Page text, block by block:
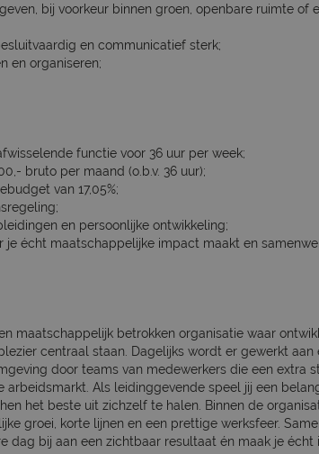
bij voorkeur binnen groen, openbare ruimte of
en communicatief sterk;
en organiseren;
functie voor 36 uur per week;
bruto per maand (o.b.v. 36 uur);
van 17,05%;
en persoonlijke ontwikkeling;
je écht maatschappelijke impact maakt en
maatschappelijk betrokken organisatie waar
centraal staan. Dagelijks wordt er gewerkt aan
door teams van medewerkers die een extra
arbeidsmarkt. Als leidinggevende speel jij een
het beste uit zichzelf te halen. Binnen de
groei, korte lijnen en een prettige werksfeer.
dag bij aan een zichtbaar resultaat én maak je écht